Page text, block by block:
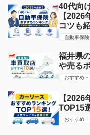
40代向
【
コツも
自動車保険
福井県
や売る
おすすめ
【
TOP15
おすすめ